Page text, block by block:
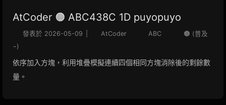
AtCoder 🟠 ABC438C 1D puyopuyo
發表於 2026-05-09 AtCoder ABC
🟠 (普及
−)
依序加入方塊，利用堆疊模擬連續四個相同方塊消除後的剩餘數
量。